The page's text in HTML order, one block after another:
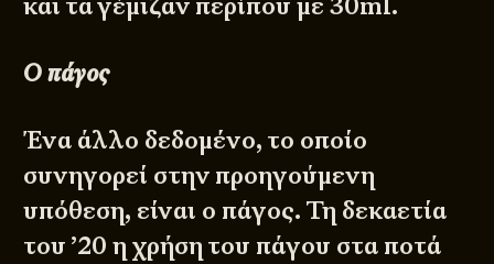
Ο πάγος
Ένα άλλο δεδομένο, το οποίο
συνηγορεί στην προηγούμενη
υπόθεση, είναι ο πάγος. Τη δεκαετία
του ’20 η χρήση του πάγου στα ποτά